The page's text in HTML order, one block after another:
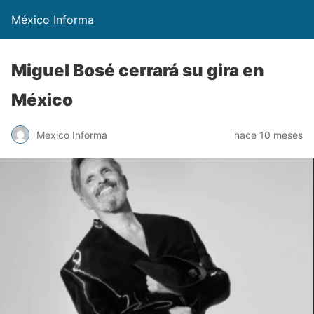
México Informa
Miguel Bosé cerrará su gira en
México
Mexico Informa hace 10 meses